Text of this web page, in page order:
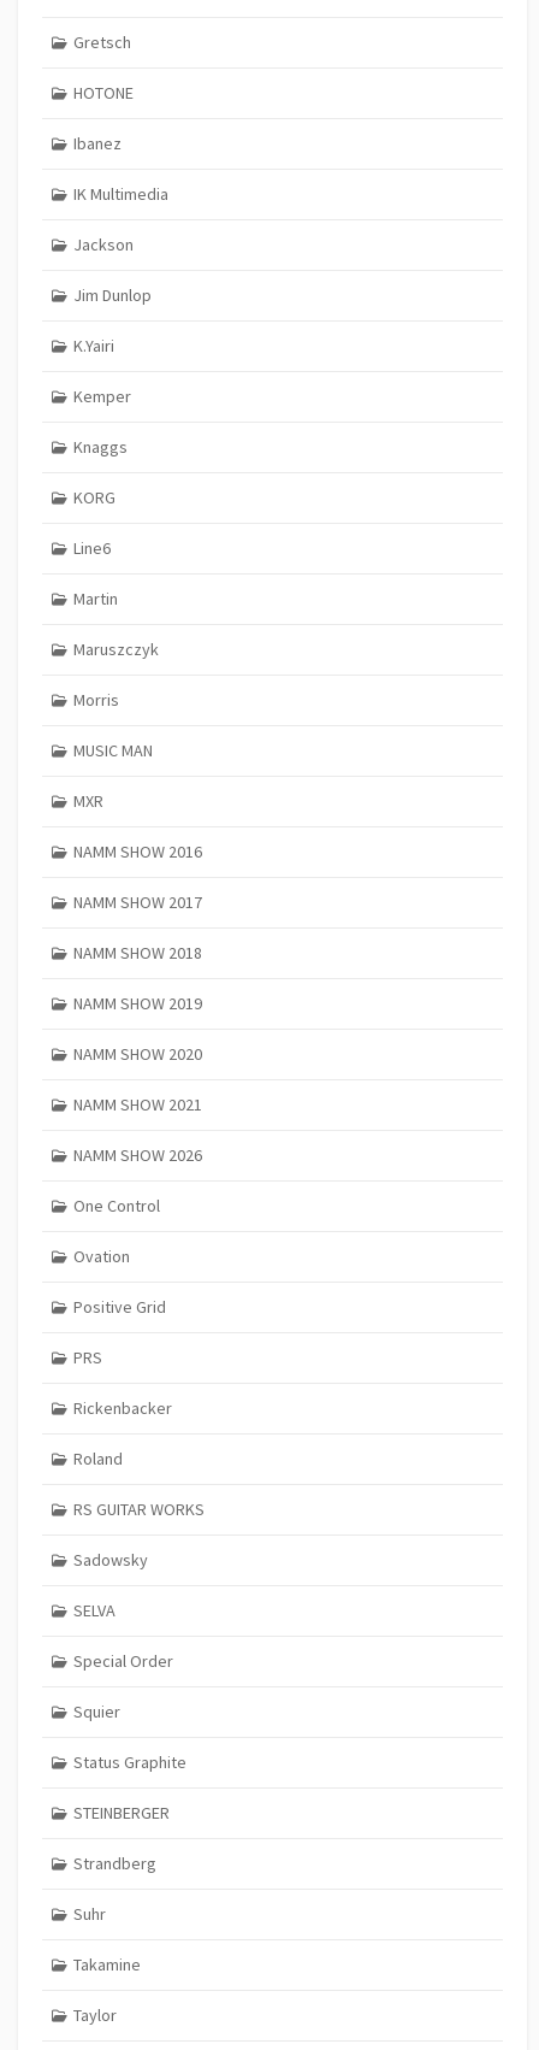
Gretsch
HOTONE
Ibanez
IK Multimedia
Jackson
Jim Dunlop
K.Yairi
Kemper
Knaggs
KORG
Line6
Martin
Maruszczyk
Morris
MUSIC MAN
MXR
NAMM SHOW 2016
NAMM SHOW 2017
NAMM SHOW 2018
NAMM SHOW 2019
NAMM SHOW 2020
NAMM SHOW 2021
NAMM SHOW 2026
One Control
Ovation
Positive Grid
PRS
Rickenbacker
Roland
RS GUITAR WORKS
Sadowsky
SELVA
Special Order
Squier
Status Graphite
STEINBERGER
Strandberg
Suhr
Takamine
Taylor